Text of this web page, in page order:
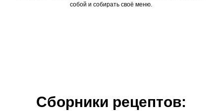
собой и собирать своё меню.
Сборники рецептов: